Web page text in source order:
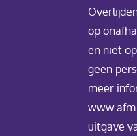
op
en niet
geen
meer
uitgave